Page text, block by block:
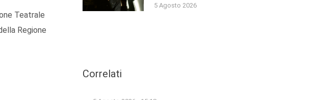
Teatrale
Regione
5 Agosto 2026
Correlati